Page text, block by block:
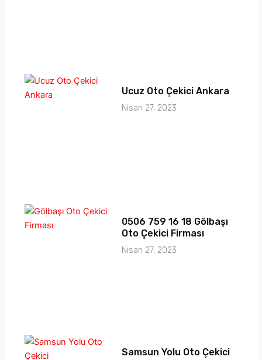
Ucuz Oto Çekici Ankara
Nisan 27, 2023
0506 759 16 18 Gölbaşı
Oto Çekici Firması
Nisan 27, 2023
Samsun Yolu Oto Çekici